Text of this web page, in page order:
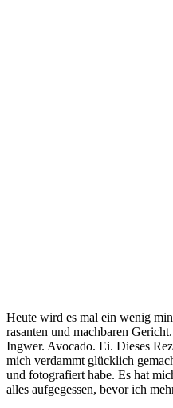
Heute wird es mal ein wenig
rasanten und machbaren
Ingwer. Avocado. Ei. Dieses
mich verdammt glücklich
und fotografiert habe. Es hat
alles aufgegessen, bevor ich